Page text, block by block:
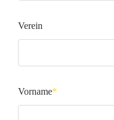
Verein
Vorname*
Pflichtfeld